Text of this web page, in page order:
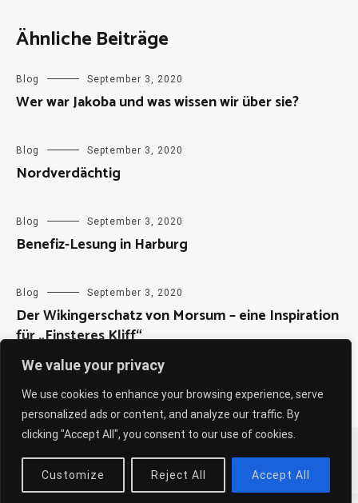
We value your privacy
We use cookies to enhance your browsing experience, serve
personalized ads or content, and analyze our traffic. By
clicking "Accept All", you consent to our use of cookies.
Customize Reject All Accept All
Ähnliche Beiträge
Blog September 3, 2020
Wer war Jakoba und was wissen wir über sie?
Blog September 3, 2020
Nordverdächtig
Blog September 3, 2020
Benefiz-Lesung in Harburg
Blog September 3, 2020
Der Wikingerschatz von Morsum – eine Inspiration
für „Finsteres Kliff“